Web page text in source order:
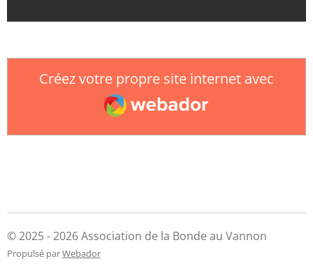
Créez votre propre site internet avec
Webador
© 2025 - 2026 Association de la Bonde au Vannon
Propulsé parWebador